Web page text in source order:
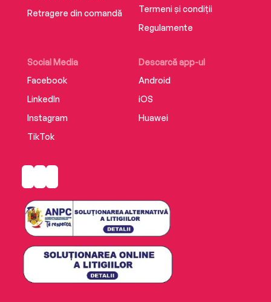
Retragere din comandă
Social Media
Facebook
LinkedIn
Instagram
TikTok
Descarcă app-ul
Android
iOS
Huawei
Termeni și condiții
Regulamente